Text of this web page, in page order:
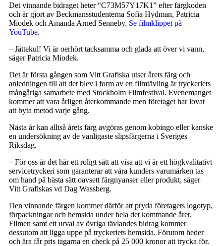
Det vinnande bidraget heter “C73M57Y17K1” efter färgkoden
och är gjort av Beckmansstudenterna Sofia Hydman, Patricia
Miodek och Amanda Arned Senneby. Se filmklippet på
YouTube.
– Jättekul! Vi är oerhört tacksamma och glada att över vi vann,
säger Patricia Miodek.
Det är första gången som Vitt Grafiska utser årets färg och
anledningen till att det blev i form av en filmtävling är tryckeriets
mångåriga samarbete med Stockholm Filmfestival. Evenemanget
kommer att vara årligen återkommande men företaget har lovat
att byta metod varje gång.
Nästa år kan alltså årets färg avgöras genom kobingo eller kanske
en undersökning av de vanligaste slipsfärgerna i Sveriges
Riksdag.
– För oss är det här ett roligt sätt att visa att vi är ett högkvalitativt
servicetryckeri som garanterar att våra kunders varumärken tas
om hand på bästa sätt oavsett färgnyanser eller produkt, säger
Vitt Grafiskas vd Dag Wassberg.
Den vinnande färgen kommer därför att pryda företagets logotyp,
förpackningar och hemsida under hela det kommande året.
Filmen samt ett urval av övriga tävlandes bidrag kommer
dessutom att ligga uppe på tryckeriets hemsida. Förutom heder
och ära får pris­ tagarna en check på 25 000 kronor att trycka för.